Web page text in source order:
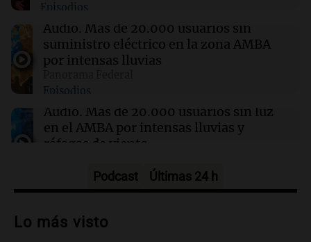
09:35 Sociedad
Detienen a un jefe de la Policía Federal en
Córdoba por robo y abuso de poder
Campaz volvió a entrenar con Central y su
salida al América quedó en suspenso
Episodios
Audio. Más de 20.000 usuarios sin
suministro eléctrico en la zona AMBA
por intensas lluvias
Episodios
Audio. Más de 20.000 usuarios sin luz
en el AMBA por intensas lluvias y
ráfagas de viento
Audio.Jesús María implementa estrictas
mejorar la seguridad vial
Podcast Últimas 24 h
Lo más visto